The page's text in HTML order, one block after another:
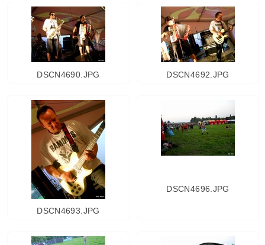
DSCN4690.JPG DSCN4692.JPG
DSCN4693.JPG
DSCN4696.JPG